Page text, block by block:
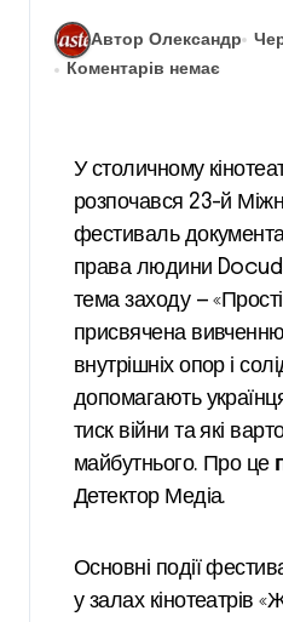
Автор Олександр
Коментарів немає
У столичному кінотеатрі «Жовтень»
розпочався 23-й
фестиваль
права людини
тема заходу — «Прості
присвячена
внутрішніх опор і
допомагають
тиск війни та які
майбутнього. Про це
Детектор Медіа.
Основні події
у залах кінотеатрів